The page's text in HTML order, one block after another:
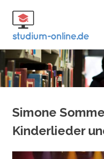
Inhalt
springen
Simone
Kinderlieder